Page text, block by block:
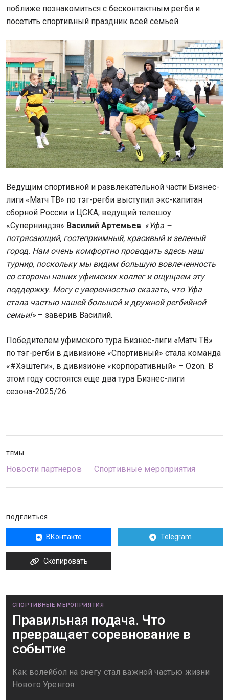
поближе познакомиться с бесконтактным регби и
посетить спортивный праздник всей семьей.
Ведущим спортивной и развлекательной части Бизнес-
лиги «Матч ТВ» по тэг-регби выступил экс-капитан
сборной России и ЦСКА, ведущий телешоу
«Суперниндзя» Василий Артемьев. «Уфа –
потрясающий, гостеприимный, красивый и зеленый
город. Нам очень комфортно проводить здесь наш
турнир, поскольку мы видим большую вовлеченность
со стороны наших уфимских коллег и ощущаем эту
поддержку. Могу с уверенностью сказать, что Уфа
стала частью нашей большой и дружной регбийной
семьи!» – заверив Василий.
Победителем уфимского тура Бизнес-лиги «Матч ТВ»
по тэг-регби в дивизионе «Спортивный» стала команда
«#Хэштеги», в дивизионе «корпоративный» – Ozon. В
этом году состоятся еще два тура Бизнес-лиги
сезона-2025/26.
ТЕМЫ
Новости партнеров Спортивные мероприятия
ПОДЕЛИТЬСЯ
ВКонтакте Telegram
Скопировать
СПОРТИВНЫЕ МЕРОПРИЯТИЯ
Правильная подача. Что
превращает соревнование в
событие
Как волейбол на снегу стал важной частью жизни
Нового Уренгоя